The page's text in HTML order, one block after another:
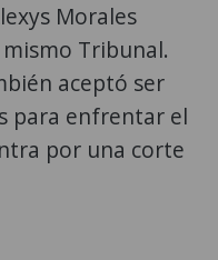
Morales
Tribunal.
aceptó ser
para enfrentar el
por una corte